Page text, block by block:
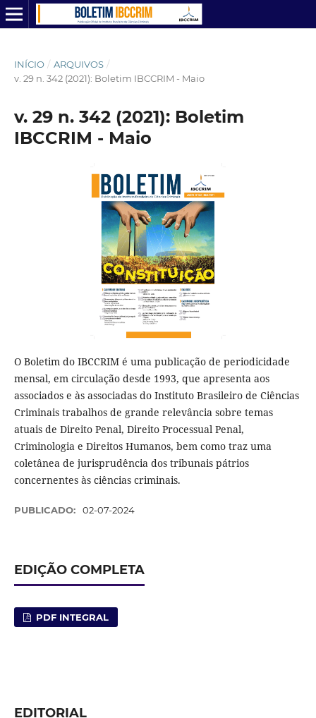
INÍCIO / ARQUIVOS /
v. 29 n. 342 (2021): Boletim IBCCRIM - Maio
v. 29 n. 342 (2021): Boletim
IBCCRIM - Maio
O Boletim do IBCCRIM é uma publicação de periodicidade
mensal, em circulação desde 1993, que apresenta aos
associados e às associadas do Instituto Brasileiro de Ciências
Criminais trabalhos de grande relevância sobre temas
atuais de Direito Penal, Direito Processual Penal,
Criminologia e Direitos Humanos, bem como traz uma
coletânea de jurisprudência dos tribunais pátrios
concernentes às ciências criminais.
PUBLICADO: 02-07-2024
EDIÇÃO COMPLETA
PDF INTEGRAL
EDITORIAL